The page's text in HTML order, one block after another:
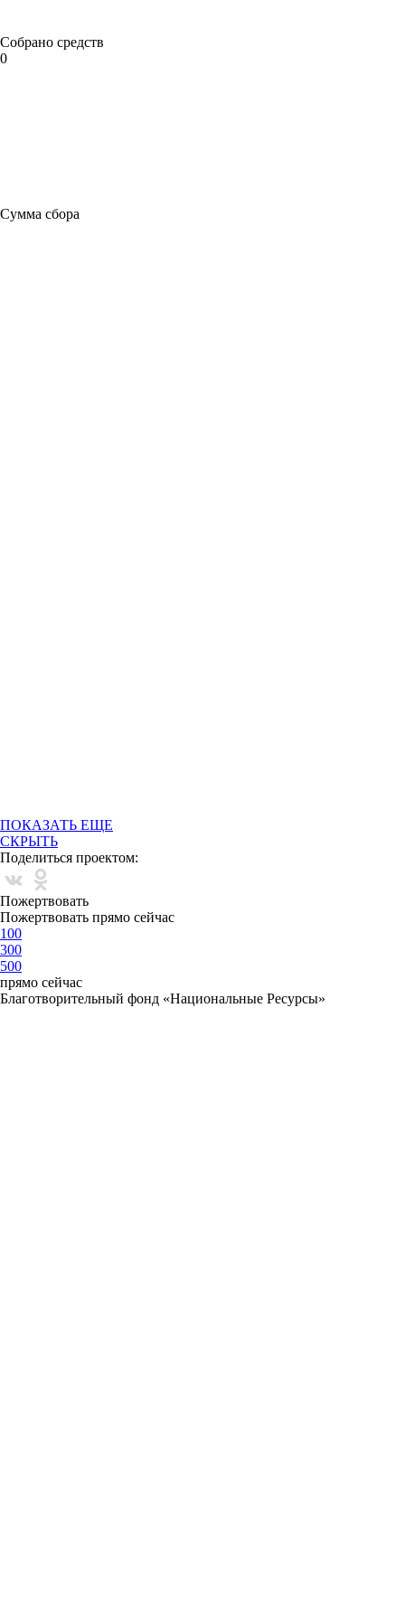
Собрано средств
0
Сумма сбора
ПОКАЗАТЬ ЕЩЕ
СКРЫТЬ
Поделиться проектом:
Пожертвовать
Пожертвовать прямо сейчас
100
300
500
прямо сейчас
Благотворительный фонд «Национальные Ресурсы»